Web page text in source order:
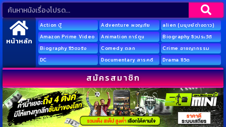
หน้าหลัก
Action บู๊ Adventure ผจญภัย
alien (มนุษย์ต่างดาว)
Amazon Prime Video
Animation การ์ตูน
Biography ชีวประวัติ
Biography ชีวิตจริง
Comedy ตลก
Crime อาชญากรรม
DC
Documentary สารคดี Drama ชีวิต
สมัครสมาชิก